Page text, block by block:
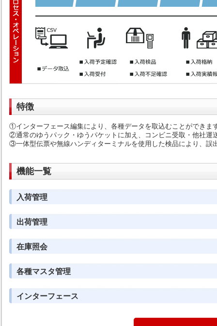
特徴
①インターフェース編集により、各種データを取込むことができま
②通常のゆうパック・ゆうパケットに加え、コンビニ受取・他社
③一体型伝票や無線ハンディターミナルを使用した検品により、誤
機能一覧
入荷管理
出荷管理
在庫照会
各種マスタ管理
インターフェース